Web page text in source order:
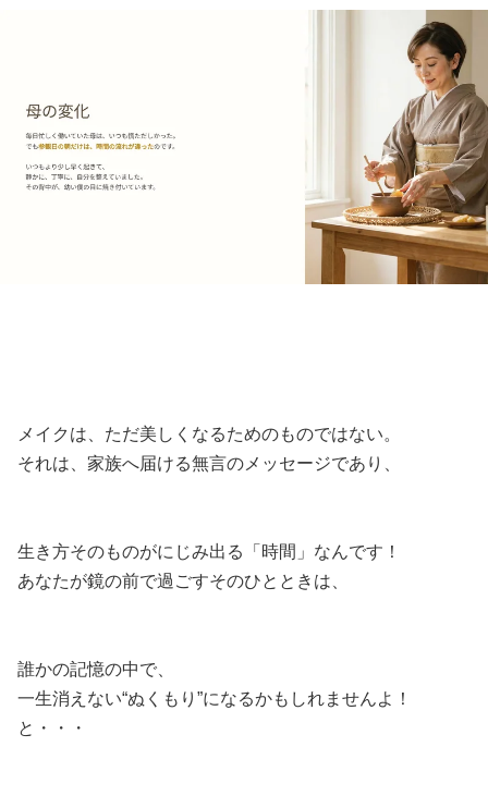
メイクは、ただ美しくなるためのものではない。
それは、家族へ届ける無言のメッセージであり、
生き方そのものがにじみ出る「時間」なんです！
あなたが鏡の前で過ごすそのひとときは、
誰かの記憶の中で、
一生消えない“ぬくもり”になるかもしれませんよ！
と・・・